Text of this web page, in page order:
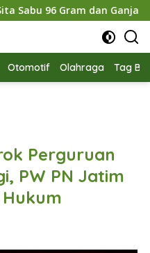
131 Gram
Otomotif Olahraga Tag
Perguruan
PW PN Jatim